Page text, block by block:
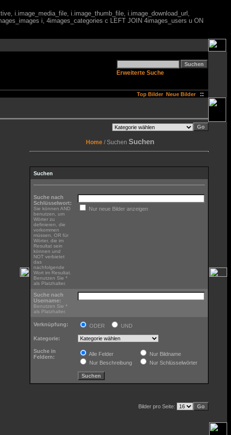
i.image_media_file, i.image_thumb_file, i.image_download_url,
i, 4images_categories c LEFT JOIN 4images_users u ON
Erweiterte Suche
Top Bilder Neue Bilder ::
Home / Suchen Suchen
Suchen
Suche nach
Schlüsselwort:
Sie können AND
benutzen, um
Wörter zu
definieren, die
vorkommen
müssen, OR für
Wörter, die im
Resultat sein
können und
NOT verbietet
das
nachfolgende
Wort im Resultat.
Benutzen Sie *
als Platzhalter.
Nur neue Bilder anzeigen
Suche nach
Username:
Benutzen Sie *
als Platzhalter.
Verknüpfung: ODER UND
Kategorie:
Suche in
Feldern:
Alle Felder
Nur Bildname
Nur Beschreibung
Nur Schlüsselwörter
Bilder pro Seite: